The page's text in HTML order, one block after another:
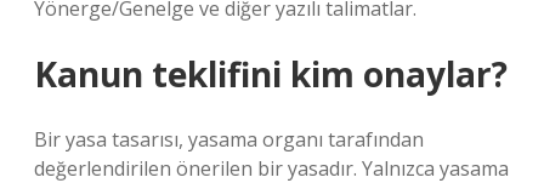
Yönerge/Genelge ve diğer yazılı talimatlar.
Kanun teklifini kim onaylar?
Bir yasa tasarısı, yasama organı tarafından
değerlendirilen önerilen bir yasadır. Yalnızca yasama